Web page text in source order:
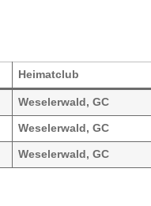
Heimatclub
Weselerwald, GC
Weselerwald, GC
Weselerwald, GC